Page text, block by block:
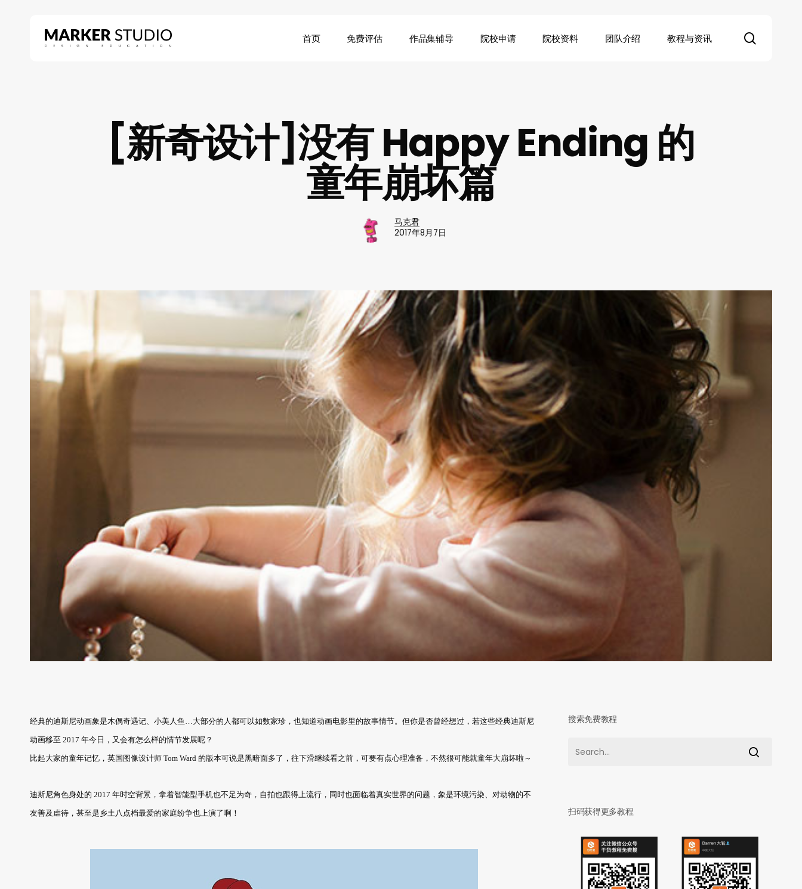
首页 免费评估 作品集辅导 院校申请 院校资料 团队介绍 教程与资讯
[新奇设计]没有 Happy Ending 的
童年崩坏篇
马克君
2017年8月7日
经典的迪斯尼动画象是木偶奇遇记、小美人鱼…大部分的人都可以如数家珍，也知道动画电影里的故事情节。但你是否曾经想过，若这些经典迪斯尼
动画移至 2017 年今日，又会有怎么样的情节发展呢？
比起大家的童年记忆，英国图像设计师 Tom Ward 的版本可说是黑暗面多了，往下滑继续看之前，可要有点心理准备，不然很可能就童年大崩坏啦～
迪斯尼角色身处的 2017 年时空背景，拿着智能型手机也不足为奇，自拍也跟得上流行，同时也面临着真实世界的问题，象是环境污染、对动物的不
友善及虐待，甚至是乡土八点档最爱的家庭纷争也上演了啊！
搜索免费教程
扫码获得更多教程